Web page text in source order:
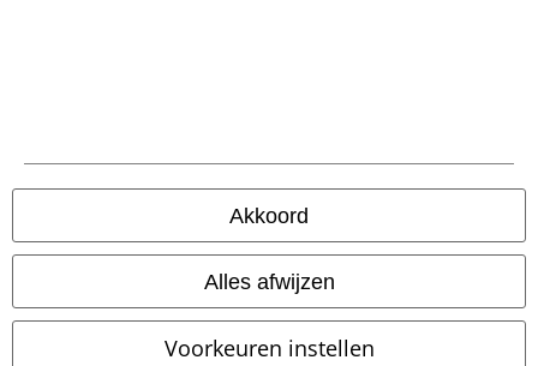
Akkoord
Alles afwijzen
Voorkeuren instellen
© 1986-2026 Large Popmerchandising BV
Onze online shops